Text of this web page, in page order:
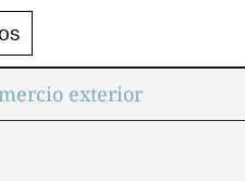
exterior